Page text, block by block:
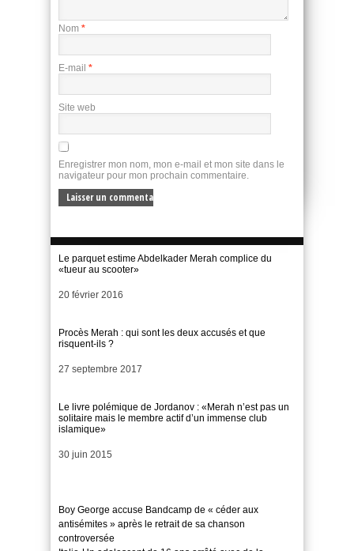
Nom *
E-mail *
Site web
Enregistrer mon nom, mon e-mail et mon site dans le
navigateur pour mon prochain commentaire.
Le parquet estime Abdelkader Merah complice du
«tueur au scooter»
Date
20 février 2016
Procès Merah : qui sont les deux accusés et que
risquent-ils ?
Date
27 septembre 2017
Le livre polémique de Jordanov : «Merah n’est pas un
solitaire mais le membre actif d’un immense club
islamique»
Date
30 juin 2015
Boy George accuse Bandcamp de « céder aux
antisémites » après le retrait de sa chanson
controversée